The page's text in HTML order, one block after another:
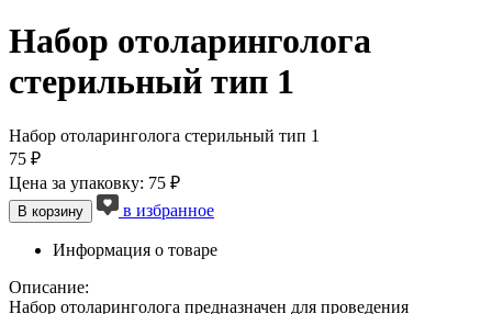
Набор отоларинголога
стерильный тип 1
Набор отоларинголога стерильный тип 1
75 ₽
Цена за упаковку: 75 ₽
В корзину в избранное
Информация о товаре
Описание:
Набор отоларинголога предназначен для проведения